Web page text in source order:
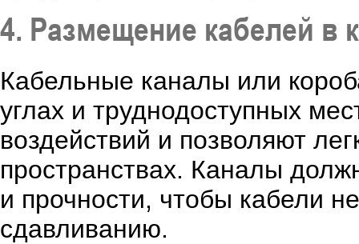
4. Размещение кабелей в
Кабельные каналы или
углах и труднодоступных
воздействий и позволяют
пространствах. Каналы
и прочности, чтобы кабели
сдавливанию.